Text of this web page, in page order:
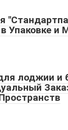
Упаковке и
лоджии и